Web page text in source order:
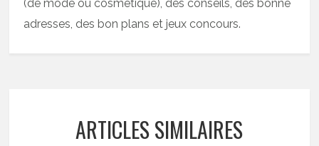
(de mode ou cosmétique), des conseils, des bonne
adresses, des bon plans et jeux concours.
ARTICLES SIMILAIRES